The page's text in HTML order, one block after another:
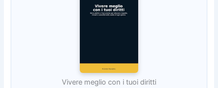
Vivere meglio con i tuoi diritti